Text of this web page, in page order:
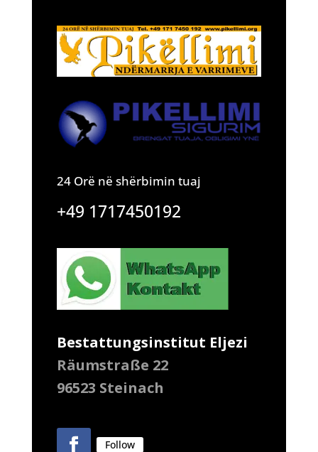
24 Orë në shërbimin tuaj
+49 1717450192
Bestattungsinstitut Eljezi
Räumstraße 22
96523 Steinach
Follow